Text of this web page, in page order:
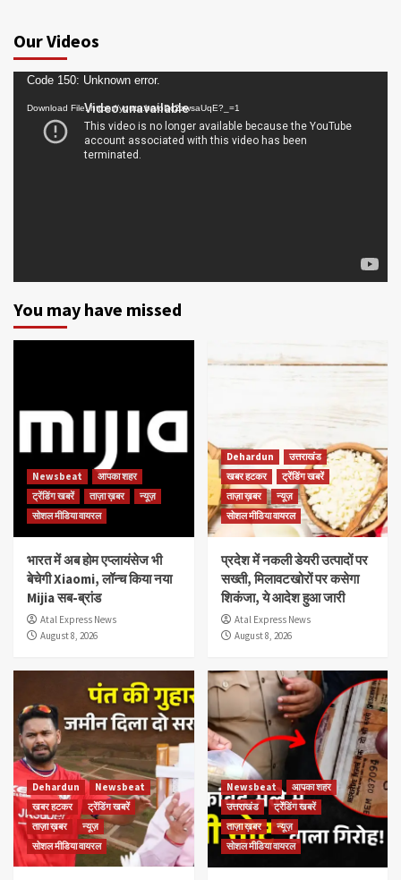
Our Videos
Video
Player
Code 150: Unknown error.
Download File: https://youtu.be/oDc2zwsaUqE?_=1
You may have missed
Newsbeat
आपका शहर
ट्रेंडिंग खबरें
ताज़ा ख़बर
न्यूज़
सोशल मीडिया वायरल
भारत में अब होम एप्लायंसेज भी
बेचेगी Xiaomi, लॉन्च किया नया
Mijia सब-ब्रांड
Atal Express News
August 8, 2026
Dehardun
उत्तराखंड
खबर हटकर
ट्रेंडिंग खबरें
ताज़ा ख़बर
न्यूज़
सोशल मीडिया वायरल
प्रदेश में नकली डेयरी उत्पादों पर
सख्ती, मिलावटखोरों पर कसेगा
शिकंजा, ये आदेश हुआ जारी
Atal Express News
August 8, 2026
Dehardun
Newsbeat
खबर हटकर
ट्रेंडिंग खबरें
ताज़ा ख़बर
न्यूज़
सोशल मीडिया वायरल
Newsbeat
आपका शहर
उत्तराखंड
ट्रेंडिंग खबरें
ताज़ा ख़बर
न्यूज़
सोशल मीडिया वायरल